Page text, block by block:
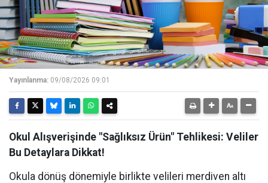
Yayınlanma: 09/08/2026 09:01
Okul Alışverişinde "Sağlıksız Ürün" Tehlikesi: Veliler
Bu Detaylara Dikkat!
Okula dönüş dönemiyle birlikte velileri merdiven altı